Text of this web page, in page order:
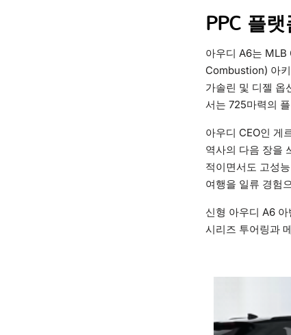
PPC 플
아우디 A6는
Combustion) 아
가솔린 및 디젤 옵
서는 725마력의
아우디 CEO인 게
역사의 다음 장을
적이면서도 고성
여행을 일류 경험
신형 아우디 A6
시리즈 투어링과